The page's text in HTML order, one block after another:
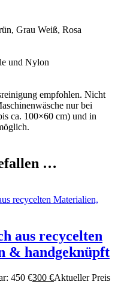
Grau Weiß, Rosa
und Nylon
empfohlen. Nicht
nur bei
ca. 100×60 cm) und in
…
aus recycelten
& handgeknüpft
450 €300 €Aktueller Preis